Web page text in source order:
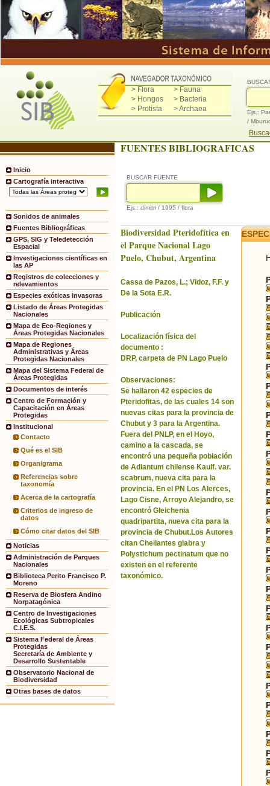
> Flora
> Fauna
> Hongos
> Bacteria
> Protista
> Archaea
Ejs.:
/
Inicio
Cartografía interactiva
Sonidos de animales
Fuentes Bibliográficas
GPS, SIG y Teledetección
Espacial
Investigaciones científicas en
las AP
Registros de colecciones y
relevamientos
Especies exóticas invasoras
Listado de Áreas Protegidas
Nacionales
Mapa de Eco-Regiones y
Áreas Protegidas Nacionales
Mapa de Regiones
Administrativas y Áreas
Protegidas Nacionales
Mapa del Sistema Federal de
Áreas Protegidas
Documentos de interés
Centro de Formación y
Capacitación en Áreas
Protegidas
Institucional
Contacto
Qué es el SIB
Organigrama
Referencias sobre
taxonomía
Acerca de la cartografía
Criterios de ingreso de
datos
Cómo citar datos del SIB
Noticias
Administración de Parques
Nacionales
Biblioteca Perito Francisco P.
Moreno
Reserva de Biosfera Andino
Norpatagónica
Centro de Investigaciones
Ecológicas Subtropicales
C.I.E.S.
Sistema Federal de Áreas
Protegidas
Secretaría de Ambiente y
Desarrollo Sustentable
Observatorio Nacional de
Biodiversidad
Otras bases de datos
FUENTES BIBLIOGRAFICAS
BUSCAR FUENTE
Ejs.: dimitri / 1995 / flora
Biodiversidad Pteridofítica en
el Parque Nacional Lago
Puelo, Chubut, Argentina
Cassa de Pazos, L.; Vidoz, F.F. y
De la Sota E.R.
Publicación
Localización física del
documento :
DRP, carpeta de PN Lago Puelo
Observaciones:
Se hallaron 42 especies de
Pteridofitas, de las cuales 14 son
nuevas citas para la provincia de
Chubut y 3 para la Argentina.
Fuera del PNLP, en el Hoyo,
camino a la cascada, se
encontró una pequeña población
de Adiantum chilense Kaulf. var.
scabrum, nueva cita para la
provincia. En el PN Los Alerces,
Lago Cisne, Arroyo Alejandro, se
encontró Gleichenia
quadripartita, nueva cita para la
provincia de Chubut.Los Autores
citan Cheilantes glabra y
Polystichum pectinatum que no
existen en el referente
taxonómico.